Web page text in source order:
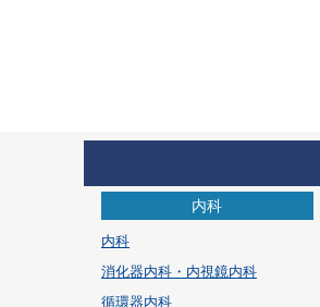
内科
内科
消化器内科・内視鏡内科
循環器内科